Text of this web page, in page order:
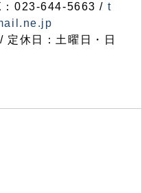
023-644-5663 / t
休日：土曜日・日